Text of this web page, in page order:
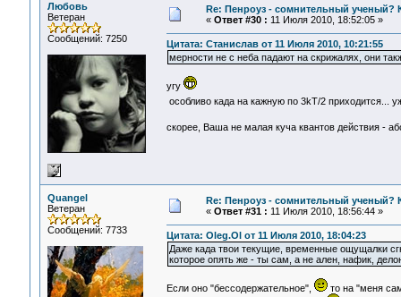
Любовь
Ветеран
Сообщений: 7250
Re: Пенроуз - сомнительный ученый?
« Ответ #30 : 11 Июля 2010, 18:52:05 »
Цитата: Станислав от 11 Июля 2010, 10:21:55
мерности не с неба падают на скрижалях, они
угу
особливо када на кажную по 3kT/2 приходится...
скорее, Ваша не малая куча квантов действия -
Quangel
Ветеран
Сообщений: 7733
Re: Пенроуз - сомнительный ученый?
« Ответ #31 : 11 Июля 2010, 18:56:44 »
Цитата: Oleg.Ol от 11 Июля 2010, 18:04:23
Даже када твои текущие, временные ощущалки
которое опять же - ты сам, а не ален, нафик,
Если оно "бессодержательное",
то на "меня